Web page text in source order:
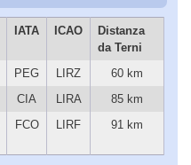
IATA ICAO
Distanza
da Terni
PEG LIRZ
60 km
CIA LIRA
85 km
FCO LIRF 91 km